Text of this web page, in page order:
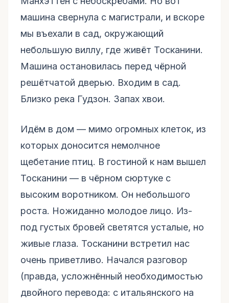
машина свернула с магистрали, и вскоре
мы въехали в сад, окружающий
небольшую виллу, где живёт Тосканини.
Машина остановилась перед чёрной
решётчатой дверью. Входим в сад.
Близко река Гудзон. Запах хвои.
Идём в дом –– мимо огромных клеток, из
которых доносится немолчное
щебетание птиц. В гостиной к нам вышел
Тосканини –– в чёрном сюртуке с
высоким воротником. Он небольшого
роста. Ножиданно молодое лицо. Из-
под густых бровей светятся усталые, но
живые глаза. Тосканини встретил нас
очень приветливо. Начался разговор
(правда, усложнённый необходимостью
двойного перевода: с итальянского на